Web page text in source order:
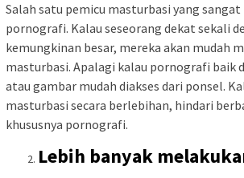
Salah satu pemicu masturbasi yang
pornografi. Kalau seseorang dekat sekali
kemungkinan besar, mereka akan mudah
masturbasi. Apalagi kalau pornografi baik
atau gambar mudah diakses dari ponsel.
masturbasi secara berlebihan, hindari
khususnya pornografi.
Lebih banyak